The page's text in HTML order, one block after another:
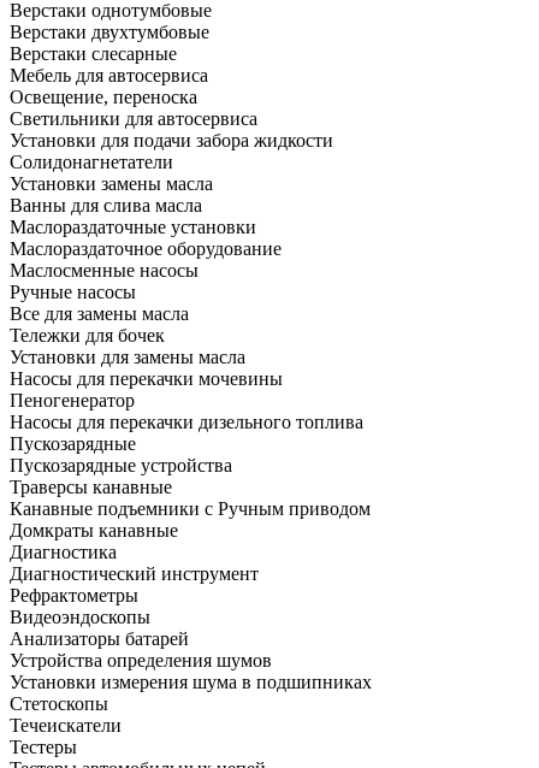
Верстаки однотумбовые
Верстаки двухтумбовые
Верстаки слесарные
Мебель для автосервиса
Освещение, переноска
Светильники для автосервиса
Установки для подачи забора жидкости
Солидонагнетатели
Установки замены масла
Ванны для слива масла
Маслораздаточные установки
Маслораздаточное оборудование
Маслосменные насосы
Ручные насосы
Все для замены масла
Тележки для бочек
Установки для замены масла
Насосы для перекачки мочевины
Пеногенератор
Насосы для перекачки дизельного топлива
Пускозарядные
Пускозарядные устройства
Траверсы канавные
Канавные подъемники с Ручным приводом
Домкраты канавные
Диагностика
Диагностический инструмент
Рефрактометры
Видеоэндоскопы
Анализаторы батарей
Устройства определения шумов
Установки измерения шума в подшипниках
Стетоскопы
Течеискатели
Тестеры